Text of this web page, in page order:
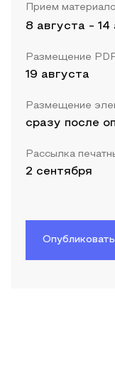
Прием
8 августа - 14
Размещение
19 августа
Размещение
сразу после
Рассылка
2 сентября